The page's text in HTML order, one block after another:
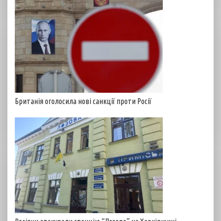
Британія оголосила нові санкції проти Росії